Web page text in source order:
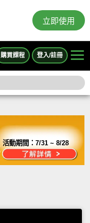
立即使用
購買課程 登入/註冊
活動期間：7/31 ~ 8/28